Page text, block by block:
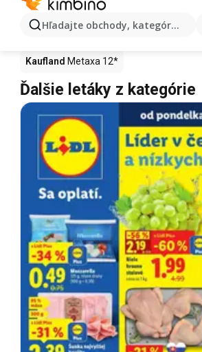
Hľadajte obchody, kategórie,
Metaxa 12* v akcii - Kde
Tesco Metaxa 12* Lidl Metaxa 12*
Kaufland Metaxa 12*
Ďalšie letáky z kategórie